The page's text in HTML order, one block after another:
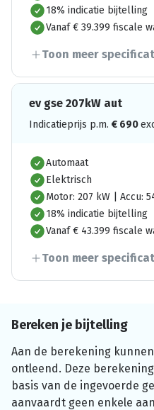
18% indicatie bijtelling
Vanaf € 39.399 fiscale
Toon meer
ev gse 207kW aut
Indicatieprijs p.m. € 690
Automaat
Elektrisch
Motor: 207 kW | Accu:
18% indicatie bijtelling
Vanaf € 43.399 fiscale
Toon meer
Bereken je bijtelling
Aan de berekening
ontleend. Deze
basis van de ingevoerde
aanvaardt geen enkele